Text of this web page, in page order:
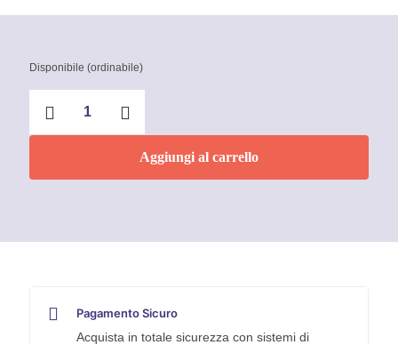
Disponibile (ordinabile)
Scotch
3M
Aggiungi al carrello
Pagamento Sicuro
Acquista in totale sicurezza con sistemi di